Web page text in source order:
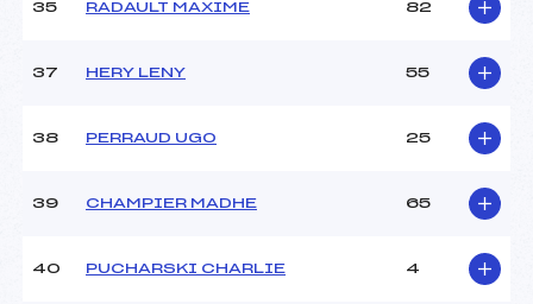
35 RADAULT MAXIME 82
37 HERY LENY 55
38 PERRAUD UGO 25
39 CHAMPIER MADHE 65
40 PUCHARSKI CHARLIE 4